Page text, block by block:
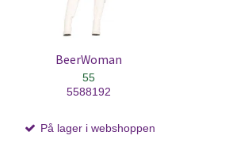
BeerWoman
55
5588192
På lager i webshoppen